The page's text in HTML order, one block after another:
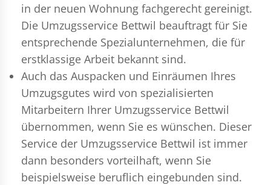
in der neuen Wohnung fachgerecht gereinigt.
Die Umzugsservice Bettwil beauftragt für Sie
entsprechende Spezialunternehmen, die für
erstklassige Arbeit bekannt sind.
Auch das Auspacken und Einräumen Ihres
Umzugsgutes wird von spezialisierten
Mitarbeitern Ihrer Umzugsservice Bettwil
übernommen, wenn Sie es wünschen. Dieser
Service der Umzugsservice Bettwil ist immer
dann besonders vorteilhaft, wenn Sie
beispielsweise beruflich eingebunden sind.